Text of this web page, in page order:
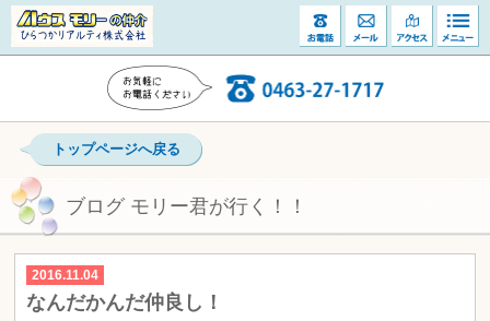
トップページへ戻る
ブログ モリー君が行く！！
2016.11.04
なんだかんだ仲良し！